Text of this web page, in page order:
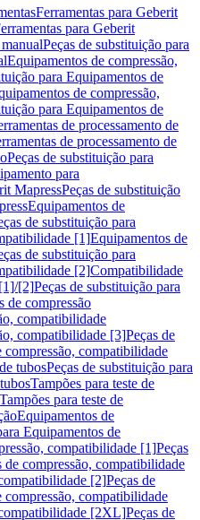
Ferramentas para Geberit
para Geberit
Peças de substituição para
Equipamentos de compressão,
para Equipamentos de
de compressão,
para Equipamentos de
de processamento de
de processamento de
Peças de substituição para
para
MapressPeças de substituição
Equipamentos de
de substituição para
[1]Equipamentos de
de substituição para
[2]Compatibilidade
[2]Peças de substituição para
de compressão
compatibilidade
compatibilidade [3]Peças de
compatibilidade
tubosPeças de substituição para
Tampões para teste de
para teste de
Equipamentos de
Equipamentos de
compatibilidade [1]Peças
compressão, compatibilidade
[2]Peças de
compatibilidade
[2XL]Peças de